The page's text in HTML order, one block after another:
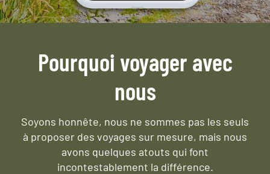
Pourquoi voyager avec
nous
Soyons honnête, nous ne sommes pas les seuls
à proposer des voyages sur mesure, mais nous
avons quelques atouts qui font
incontestablement la différence.